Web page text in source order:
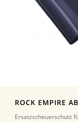
ROCK EMPIRE
Ersatzscheuerschutz